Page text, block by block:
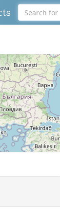
© OpenStreetMap.